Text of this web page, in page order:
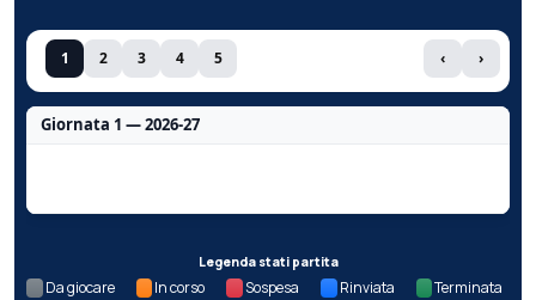
1 2 3 4 5 ‹ ›
Giornata 1 — 2026-27
Legenda stati partita
Da giocare In corso Sospesa Rinviata Terminata